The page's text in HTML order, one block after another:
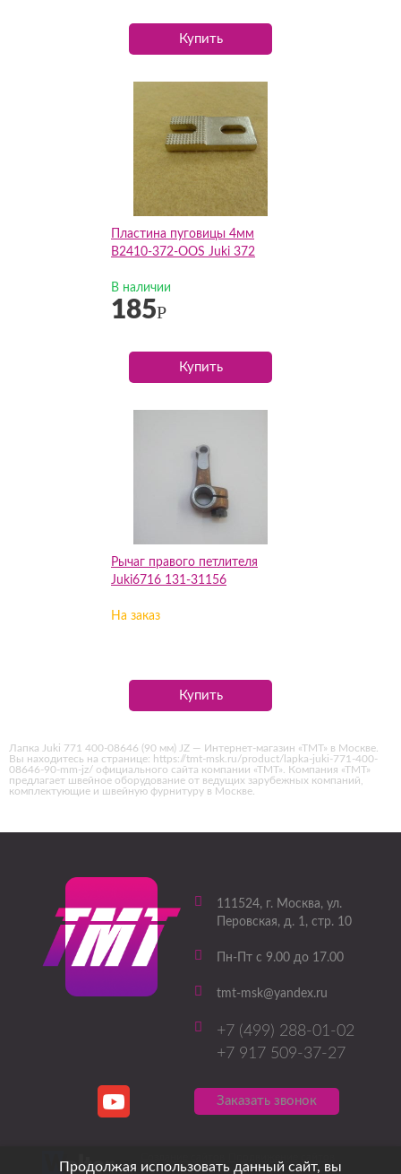
Купить
Пластина пуговицы 4мм
B2410-372-OOS Juki 372
В наличии
185Р
Купить
Рычаг правого петлителя
Juki6716 131-31156
На заказ
Купить
Лапка Juki 771 400-08646 (90 мм) JZ — Интернет-магазин «ТМТ» в Москве.
Вы находитесь на странице: https://tmt-msk.ru/product/lapka-juki-771-400-
08646-90-mm-jz/ официального сайта компании «ТМТ». Компания «ТМТ»
предлагает швейное оборудование от ведущих зарубежных компаний,
комплектующие и швейную фурнитуру в Москве.
111524, г. Москва, ул.
Перовская, д. 1, стр. 10
Пн-Пт с 9.00 до 17.00
tmt-msk@yandex.ru
+7 (499) 288-01-02
+7 917 509-37-27
Заказать звонок
Продолжая использовать данный сайт, вы